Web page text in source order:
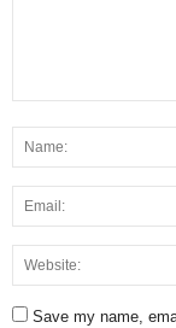
Save my name,